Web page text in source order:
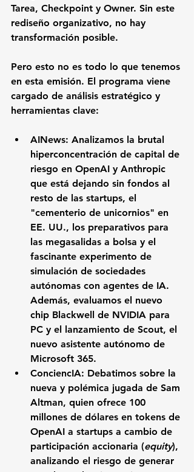
Tarea, Checkpoint y Owner. Sin este
rediseño organizativo, no hay
transformación posible.
Pero esto no es todo lo que tenemos
en esta emisión. El programa viene
cargado de análisis estratégico y
herramientas clave:
AINews: Analizamos la brutal
hiperconcentración de capital de
riesgo en OpenAI y Anthropic
que está dejando sin fondos al
resto de las startups, el
"cementerio de unicornios" en
EE. UU., los preparativos para
las megasalidas a bolsa y el
fascinante experimento de
simulación de sociedades
autónomas con agentes de IA.
Además, evaluamos el nuevo
chip Blackwell de NVIDIA para
PC y el lanzamiento de Scout, el
nuevo asistente autónomo de
Microsoft 365.
ConciencIA: Debatimos sobre la
nueva y polémica jugada de Sam
Altman, quien ofrece 100
millones de dólares en tokens de
OpenAI a startups a cambio de
participación accionaria (equity),
analizando el riesgo de generar